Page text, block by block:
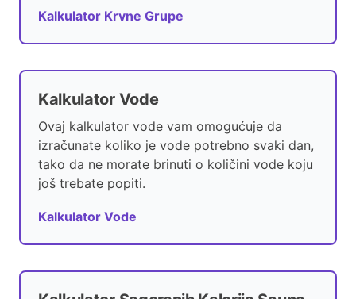
Kalkulator Krvne Grupe
Kalkulator Vode
Ovaj kalkulator vode vam omogućuje da
izračunate koliko je vode potrebno svaki dan,
tako da ne morate brinuti o količini vode koju
još trebate popiti.
Kalkulator Vode